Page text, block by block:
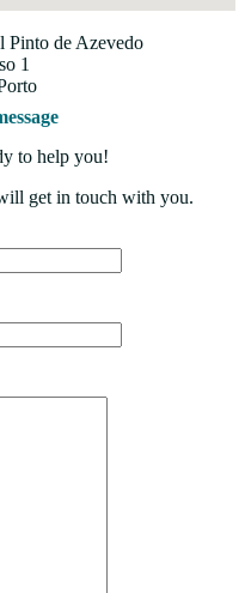
de Azevedo
1
to help you!
get in touch with you.